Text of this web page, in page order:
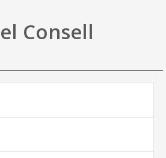
Ajuda
Consell